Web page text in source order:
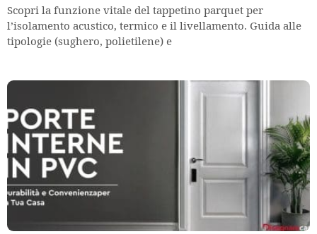
Scopri la funzione vitale del tappetino parquet per
l’isolamento acustico, termico e il livellamento. Guida alle
tipologie (sughero, polietilene) e